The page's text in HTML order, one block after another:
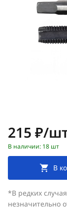
Цена:
215 ₽/
В наличии: 18 шт
В
*В редких
незначительно